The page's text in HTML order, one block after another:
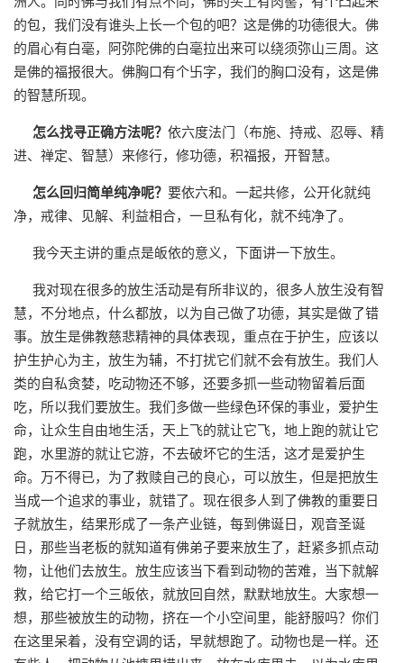
的包，我们没有谁头上长一个包的吧？这是佛的功德很大。佛
的眉心有白毫，阿弥陀佛的白毫拉出来可以绕须弥山三周。这
是佛的福报很大。佛胸口有个卐字，我们的胸口没有，这是佛
的智慧所现。
怎么找寻正确方法呢？依六度法门（布施、持戒、忍辱、精
进、禅定、智慧）来修行，修功德，积福报，开智慧。
怎么回归简单纯净呢？要依六和。一起共修，公开化就纯
净，戒律、见解、利益相合，一旦私有化，就不纯净了。
我今天主讲的重点是皈依的意义，下面讲一下放生。
我对现在很多的放生活动是有所非议的，很多人放生没有智
慧，不分地点，什么都放，以为自己做了功德，其实是做了错
事。放生是佛教慈悲精神的具体表现，重点在于护生，应该以
护生护心为主，放生为辅，不打扰它们就不会有放生。我们人
类的自私贪婪，吃动物还不够，还要多抓一些动物留着后面
吃，所以我们要放生。我们多做一些绿色环保的事业，爱护生
命，让众生自由地生活，天上飞的就让它飞，地上跑的就让它
跑，水里游的就让它游，不去破坏它的生活，这才是爱护生
命。万不得已，为了救赎自己的良心，可以放生，但是把放生
当成一个追求的事业，就错了。现在很多人到了佛教的重要日
子就放生，结果形成了一条产业链，每到佛诞日，观音圣诞
日，那些当老板的就知道有佛弟子要来放生了，赶紧多抓点动
物，让他们去放生。放生应该当下看到动物的苦难，当下就解
救，给它打一个三皈依，就放回自然，默默地放生。大家想一
想，那些被放生的动物，挤在一个小空间里，能舒服吗？你们
在这里呆着，没有空调的话，早就想跑了。动物也是一样。还